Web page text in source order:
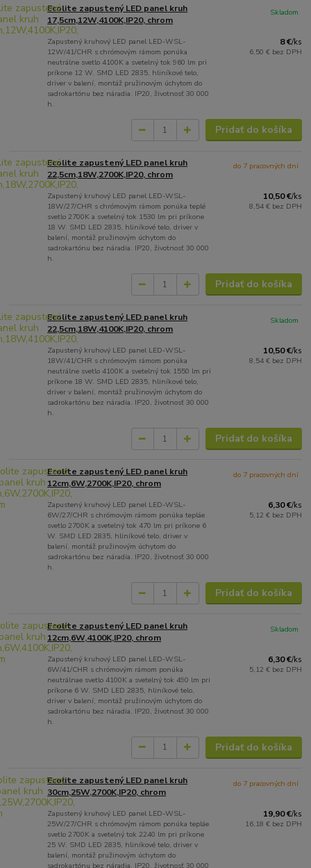
Ecolite zapustený LED panel kruh
17,5cm,12W,4100K,IP20, chrom
Zapustený kruhový LED panel LED-WSL-
12W/41/CHR s chrómovým rámom ponúka
neutrálne svetlo 4100K a svetelný tok 960 lm pri
príkone 12 W. SMD LED 2835, hliníkové telo,
driver v balení, montáž pružinovým úchytom do
sadrokartónu bez náradia. IP20, životnosť 30 000
h.
8 €/ks
6,50 € bez DPH
Skladom
Pridať do košíka
Ecolite zapustený LED panel kruh
22,5cm,18W,2700K,IP20, chrom
Zapustený kruhový LED panel LED-WSL-
18W/27/CHR s chrómovým rámom ponúka teplé
svetlo 2700K a svetelný tok 1530 lm pri príkone
18 W. SMD LED 2835, hliníkové telo, driver v
balení, montáž pružinovým úchytom do
sadrokartónu bez náradia. IP20, životnosť 30 000
h.
10,50 €/ks
8,54 € bez DPH
do 7 pracovných dní
Pridať do košíka
Ecolite zapustený LED panel kruh
22,5cm,18W,4100K,IP20, chrom
Zapustený kruhový LED panel LED-WSL-
18W/41/CHR s chrómovým rámom ponúka
neutrálne svetlo 4100K a svetelný tok 1550 lm pri
príkone 18 W. SMD LED 2835, hliníkové telo,
driver v balení, montáž pružinovým úchytom do
sadrokartónu bez náradia. IP20, životnosť 30 000
h.
10,50 €/ks
8,54 € bez DPH
Skladom
Pridať do košíka
Ecolite zapustený LED panel kruh
12cm,6W,2700K,IP20, chrom
Zapustený kruhový LED panel LED-WSL-
6W/27/CHR s chrómovým rámom ponúka tepláe
svetlo 2700K a svetelný tok 470 lm pri príkone 6
W. SMD LED 2835, hliníkové telo, driver v
balení, montáž pružinovým úchytom do
sadrokartónu bez náradia. IP20, životnosť 30 000
h.
6,30 €/ks
5,12 € bez DPH
do 7 pracovných dní
Pridať do košíka
Ecolite zapustený LED panel kruh
12cm,6W,4100K,IP20, chrom
Zapustený kruhový LED panel LED-WSL-
6W/41/CHR s chrómovým rámom ponúka
neutrálnae svetlo 4100K a svetelný tok 490 lm pri
príkone 6 W. SMD LED 2835, hliníkové telo,
driver v balení, montáž pružinovým úchytom do
sadrokartónu bez náradia. IP20, životnosť 30 000
h.
6,30 €/ks
5,12 € bez DPH
Skladom
Pridať do košíka
Ecolite zapustený LED panel kruh
30cm,25W,2700K,IP20, chrom
Zapustený kruhový LED panel LED-WSL-
25W/27/CHR s chrómovým rámom ponúka tepláe
svetlo 2700K a svetelný tok 2240 lm pri príkone
25 W. SMD LED 2835, hliníkové telo, driver v
balení, montáž pružinovým úchytom do
sadrokartónu bez náradia. IP20, životnosť 30 000
19,90 €/ks
16,18 € bez DPH
do 7 pracovných dní